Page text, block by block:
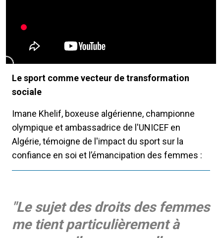
Le sport comme vecteur de transformation
sociale
Imane Khelif, boxeuse algérienne, championne
olympique et ambassadrice de l'UNICEF en
Algérie, témoigne de l'impact du sport sur la
confiance en soi et l’émancipation des femmes :
"Le sujet des droits des femmes
me tient particulièrement à